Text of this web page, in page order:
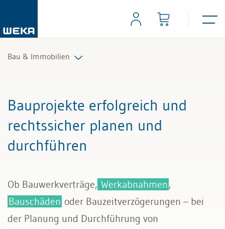
Bau & Immobilien
Bau
Bauprojekte erfolgreich und
rechtssicher planen und
durchführen
Ob Bauwerkverträge, Werkabnahmen,
Bauschäden oder Bauzeitverzögerungen – bei
der Planung und Durchführung von